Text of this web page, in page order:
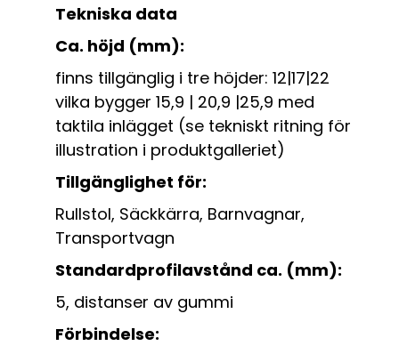
Tekniska data
Ca. höjd (mm):
finns tillgänglig i tre höjder: 12|17|22
vilka bygger 15,9 | 20,9 |25,9 med
taktila inlägget (se tekniskt ritning för
illustration i produktgalleriet)
Tillgänglighet för:
Rullstol, Säckkärra, Barnvagnar,
Transportvagn
Standardprofilavstånd ca. (mm):
5, distanser av gummi
Förbindelse: